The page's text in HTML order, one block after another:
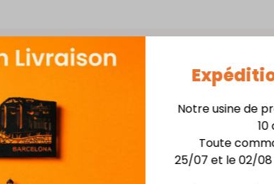
Notre usine de
10
Toute
25/07 et le 02/
Skyline 40cm +
Matière :
Finition :